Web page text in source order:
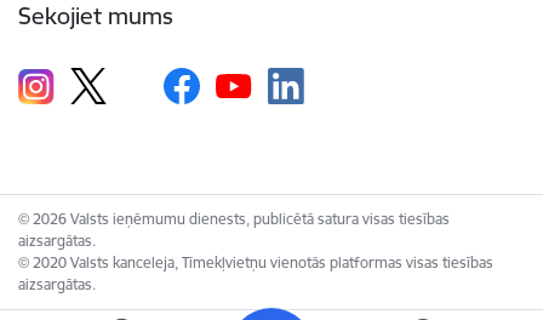
Sekojiet mums
© 2026 Valsts ieņēmumu dienests, publicētā satura visas tiesības
aizsargātas.
© 2020 Valsts kanceleja, Tīmekļvietņu vienotās platformas visas tiesības
aizsargātas.